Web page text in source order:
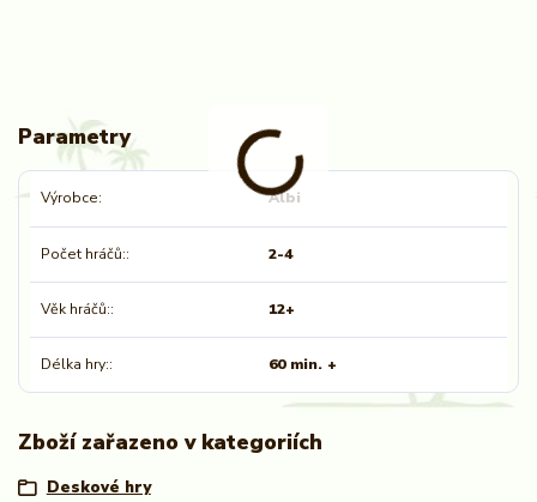
Parametry
Výrobce Albi
Počet hráčů: 2-4
Věk hráčů: 12+
Délka hry: 60 min. +
Zboží zařazeno v kategoriích
Deskové hry